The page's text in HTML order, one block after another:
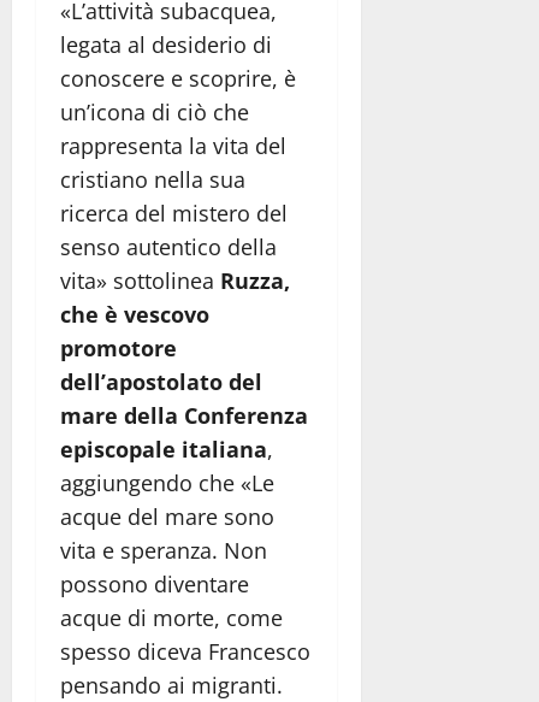
«L’attività subacquea,
legata al desiderio di
conoscere e scoprire, è
un’icona di ciò che
rappresenta la vita del
cristiano nella sua
ricerca del mistero del
senso autentico della
vita» sottolinea Ruzza,
che è vescovo
promotore
dell’apostolato del
mare della Conferenza
episcopale italiana,
aggiungendo che «Le
acque del mare sono
vita e speranza. Non
possono diventare
acque di morte, come
spesso diceva Francesco
pensando ai migranti.